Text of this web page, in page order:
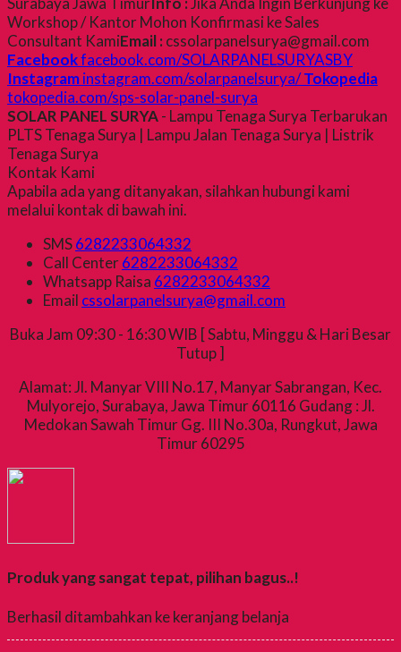
Workshop / Kantor Mohon Konfirmasi ke Sales
Consultant KamiEmail : cssolarpanelsurya@gmail.com
Facebookfacebook.com/SOLARPANELSURYASBY
Instagraminstagram.com/solarpanelsurya/Tokopedia
tokopedia.com/sps-solar-panel-surya
SOLAR PANEL SURYA- Lampu Tenaga Surya Terbarukan
PLTS Tenaga Surya | Lampu Jalan Tenaga Surya | Listrik
Tenaga Surya
Kontak Kami
Apabila ada yang ditanyakan, silahkan hubungi kami
melalui kontak di bawah ini.
SMS6282233064332
Call Center6282233064332
Whatsapp Raisa 6282233064332
Email cssolarpanelsurya@gmail.com
Buka Jam 09:30 - 16:30 WIB [ Sabtu, Minggu & Hari Besar
Tutup ]
Alamat: Jl. Manyar VIII No.17, Manyar Sabrangan, Kec.
Mulyorejo, Surabaya, Jawa Timur 60116 Gudang : Jl.
Medokan Sawah Timur Gg. III No.30a, Rungkut, Jawa
Timur 60295
Produk yang sangat tepat, pilihan bagus..!
Berhasil ditambahkan ke keranjang belanja